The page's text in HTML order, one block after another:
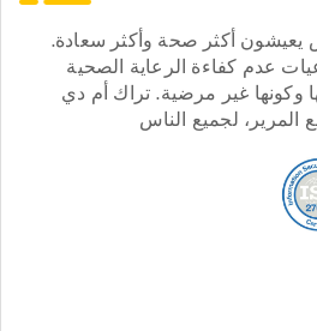
أكثر صحة وأكثر سعادة.
عدم كفاءة الرعاية الصحية
وكونها غير مرضية. تراك أم دي
لجميع الناس